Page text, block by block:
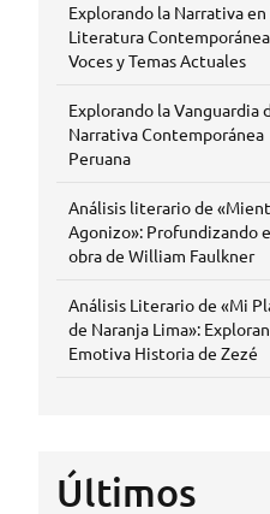
Explorando la Narrativa en
Literatura
Voces y Temas Actuales
Explorando la Vanguardia
Narrativa Contemporánea
Peruana
Análisis literario de
Agonizo»: Profundizando
obra de William Faulkner
Análisis Literario de «Mi
de Naranja Lima»:
Emotiva Historia de Zezé
Últimos